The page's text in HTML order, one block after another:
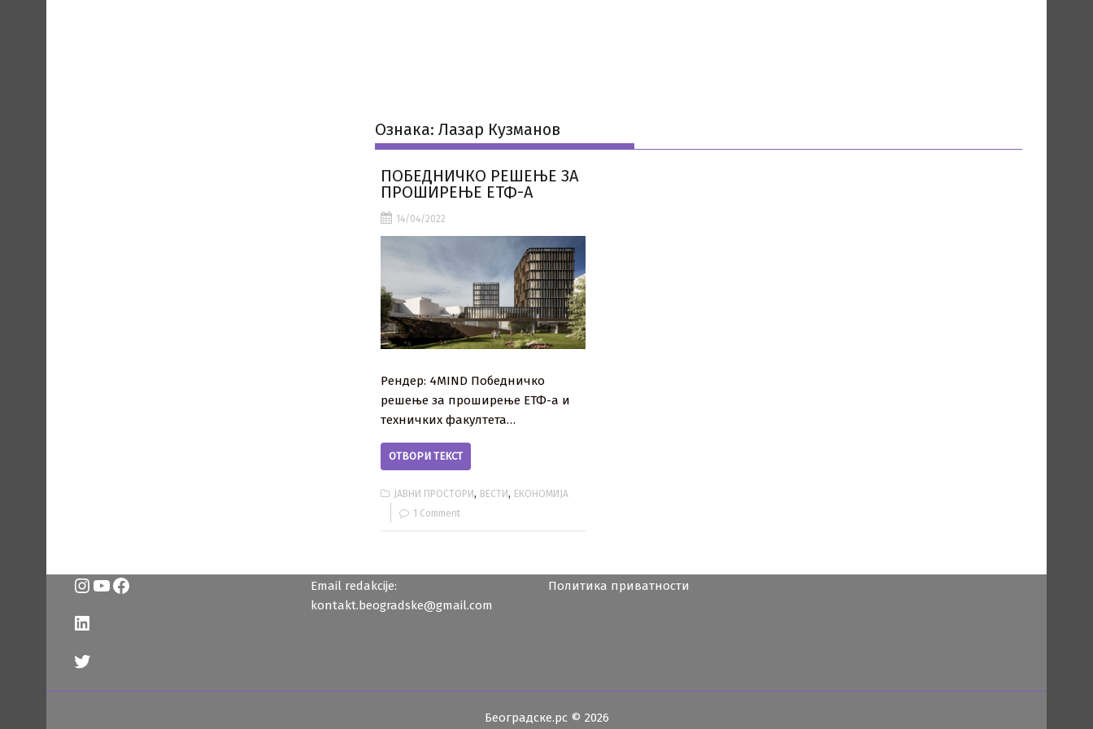
Ознака:Лазар Кузманов
ПОБЕДНИЧКО РЕШЕЊЕ ЗА
ПРОШИРЕЊЕ ЕТФ-А
14/04/2022
Рендер: 4MIND Победничко
решење за проширење ЕТФ-а и
техничких факултета…
ОТВОРИ ТЕКСТ
ЈАВНИ ПРОСТОРИ, ВЕСТИ, ЕКОНОМИЈА
1 Comment
Instagram
YouTube
Facebook
LinkedIn
Twitter
Email redakcije:
kontakt.beogradske@gmail.com
Политика приватности
Београдске.рс © 2026